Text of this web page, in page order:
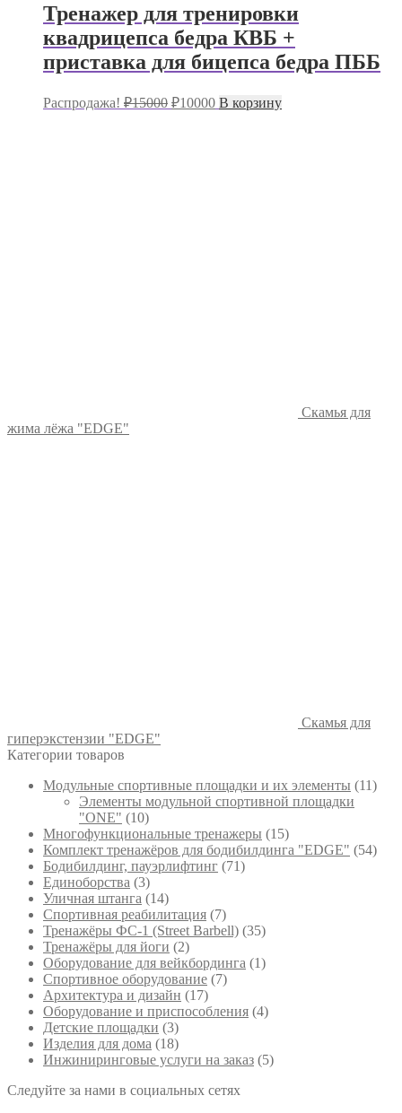
Тренажер для тренировки
квадрицепса бедра КВБ +
приставка для бицепса бедра ПББ
Распродажа! ₽15000 Первоначальная
₽10000Текущая
цена:
В корзину
Скамья для
жима лёжа "EDGE"
Скамья для
гиперэкстензии "EDGE"
Категории товаров
Модульные спортивные площадки и их элементы (11)
Элементы модульной спортивной площадки
"ONE" (10)
Многофункциональные тренажеры (15)
Комплект тренажёров для бодибилдинга "EDGE" (54)
Бодибилдинг, пауэрлифтинг (71)
Единоборства (3)
Уличная штанга (14)
Спортивная реабилитация (7)
Тренажёры ФС-1 (Street Barbell) (35)
Тренажёры для йоги (2)
Оборудование для вейкбординга (1)
Спортивное оборудование (7)
Архитектура и дизайн (17)
Оборудование и приспособления (4)
Детские площадки (3)
Изделия для дома (18)
Инжиниринговые услуги на заказ (5)
Следуйте за нами в социальных сетях